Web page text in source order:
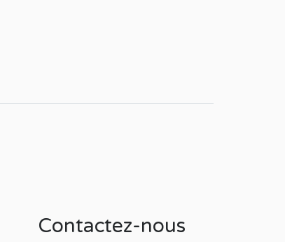
Contactez-nous